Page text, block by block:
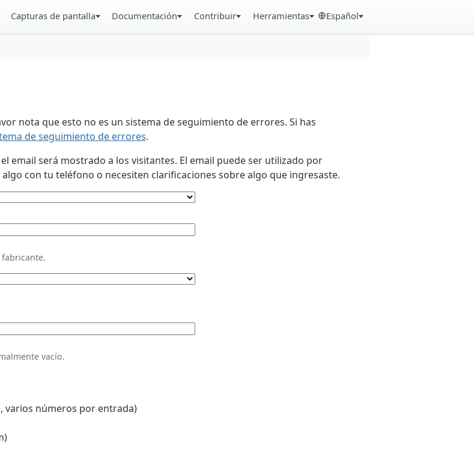
Capturas de pantalla Documentación Contribuir Herramientas Español
nota que esto no es un sistema de seguimiento de errores. Si has
de seguimiento de errores.
email será mostrado a los visitantes. El email puede ser utilizado por
con tu teléfono o necesiten clarificaciones sobre algo que ingresaste.
vacío.
varios números por entrada)